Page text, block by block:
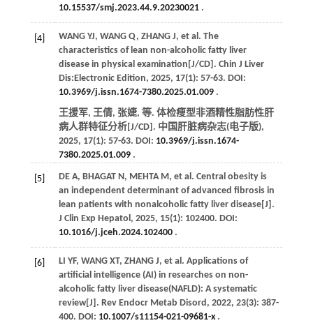
10.15537/smj.2023.44.9.20230021.
[4] WANG YJ, WANG Q, ZHANG J, et al . The
characteristics of lean non-alcoholic fatty liver
disease in physical examination[J/CD]. Chin J Liver
Dis: Electronic Edition, 2025, 17(1): 57-63. DOI:
10.3969/j.issn.1674-7380.2025.01.009.
王援军, 王倩, 张婕, 等. 体检痩型非酒精性脂肪性肝
病人群特征分析[J/CD]. 中国肝脏病杂志(电子版),
2025, 17(1): 57-63. DOI: 10.3969/j.issn.1674-
7380.2025.01.009.
[5] DE A, BHAGAT N , MEHTA M , et al . Central obesity is
an independent determinant of advanced fibrosis in
lean patients with nonalcoholic fatty liver disease[J].
J Clin Exp Hepatol , 2025, 15(1): 102400. DOI:
10.1016/j.jceh.2024.102400.
[6] LI YF, WANG XT, ZHANG J, et al . Applications of
artificial intelligence (AI) in researches on non-
alcoholic fatty liver disease(NAFLD): A systematic
review[J]. Rev Endocr Metab Disord , 2022, 23(3): 387-
400. DOI: 10.1007/s11154-021-09681-x.